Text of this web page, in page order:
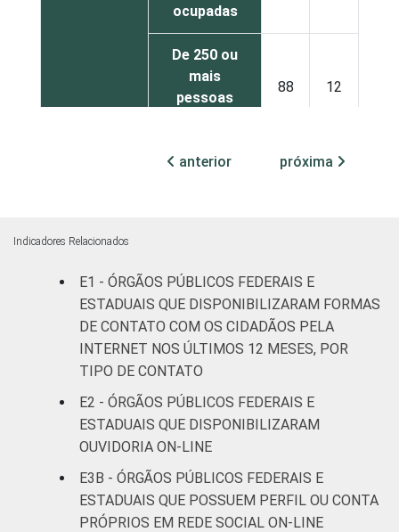
ocupadas
De 250 ou
mais
pessoas
88 12
Não
73
Sociedade da Informação (Cetic.br),
Pesquisa sobre o uso das tecnologias de
informação e comunicação no setor público
brasileiro - TIC Governo Eletrônico 2019.
anterior próxima
Indicadores Relacionados
E1 - ÓRGÃOS PÚBLICOS FEDERAIS E
ESTADUAIS QUE DISPONIBILIZARAM FORMAS
DE CONTATO COM OS CIDADÃOS PELA
INTERNET NOS ÚLTIMOS 12 MESES, POR
TIPO DE CONTATO
E2 - ÓRGÃOS PÚBLICOS FEDERAIS E
ESTADUAIS QUE DISPONIBILIZARAM
OUVIDORIA ON-LINE
E3B - ÓRGÃOS PÚBLICOS FEDERAIS E
ESTADUAIS QUE POSSUEM PERFIL OU CONTA
PRÓPRIOS EM REDE SOCIAL ON-LINE